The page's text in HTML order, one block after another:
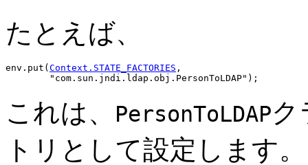
たとえば、
env.put(Context.STATE_FACTORIES ,
これは、 PersonToLDAPク
トリとして設定します。